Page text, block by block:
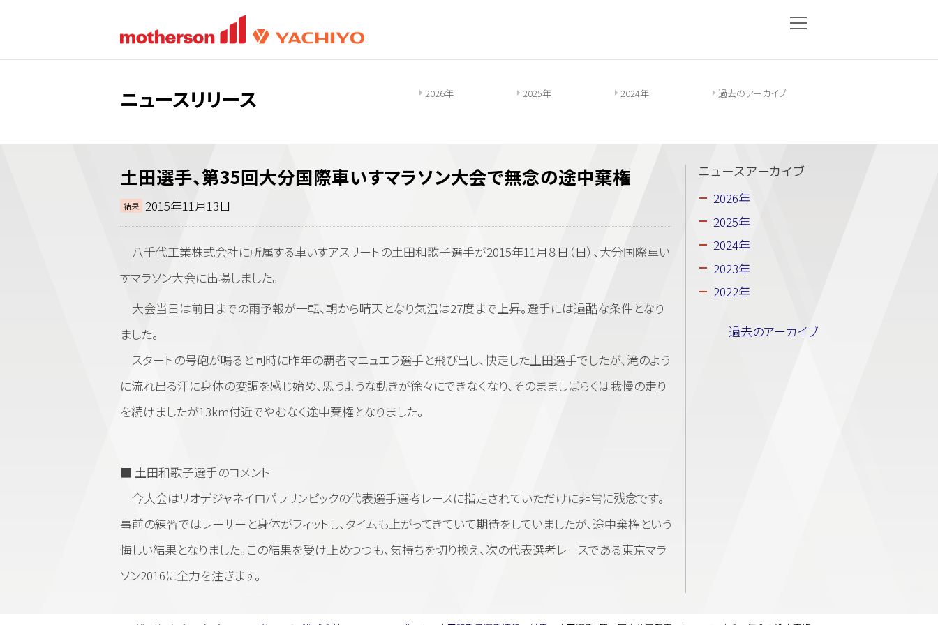
ニュースリリース 2026年 2025年 2024年 過去のアーカイブ
土田選手、第35回大分国際車いすマラソン大会で無念の途中棄権
結果 2015年11月13日
八千代工業株式会社に所属する車いすアスリートの土田和歌子選手が2015年11月８日（日）、大分国際車い
すマラソン大会に出場しました。
大会当日は前日までの雨予報が一転、朝から晴天となり気温は27度まで上昇。選手には過酷な条件となり
ました。
スタートの号砲が鳴ると同時に昨年の覇者マニュエラ選手と飛び出し、快走した土田選手でしたが、滝のよう
に流れ出る汗に身体の変調を感じ始め、思うような動きが徐々にできなくなり、そのまましばらくは我慢の走り
を続けましたが13km付近でやむなく途中棄権となりました。
■ 土田和歌子選手のコメント
今大会はリオデジャネイロパラリンピックの代表選手選考レースに指定されていただけに非常に残念です。
事前の練習ではレーサーと身体がフィットし、タイムも上がってきていて期待をしていましたが、途中棄権という
悔しい結果となりました。この結果を受け止めつつも、気持ちを切り換え、次の代表選考レースである東京マラ
ソン2016に全力を注ぎます。
ニュースアーカイブ
2026年
2025年
2024年
2023年
2022年
過去のアーカイブ